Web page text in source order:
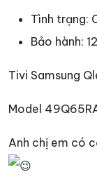
Tình trạng:
Bảo hành: 12
Tivi Samsung
Model
Anh chị em có